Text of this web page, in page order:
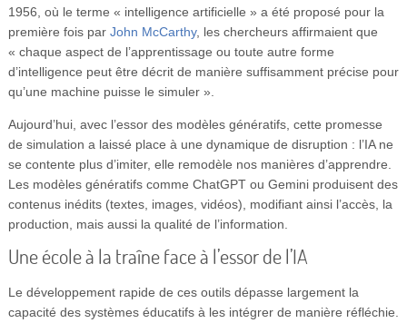
1956, où le terme « intelligence artificielle » a été proposé pour la
première fois par John McCarthy, les chercheurs affirmaient que
« chaque aspect de l’apprentissage ou toute autre forme
d’intelligence peut être décrit de manière suffisamment précise pour
qu’une machine puisse le simuler ».
Aujourd’hui, avec l’essor des modèles génératifs, cette promesse
de simulation a laissé place à une dynamique de disruption : l’IA ne
se contente plus d’imiter, elle remodèle nos manières d’apprendre.
Les modèles génératifs comme ChatGPT ou Gemini produisent des
contenus inédits (textes, images, vidéos), modifiant ainsi l’accès, la
production, mais aussi la qualité de l’information.
Une école à la traîne face à l’essor de l’IA
Le développement rapide de ces outils dépasse largement la
capacité des systèmes éducatifs à les intégrer de manière réfléchie.